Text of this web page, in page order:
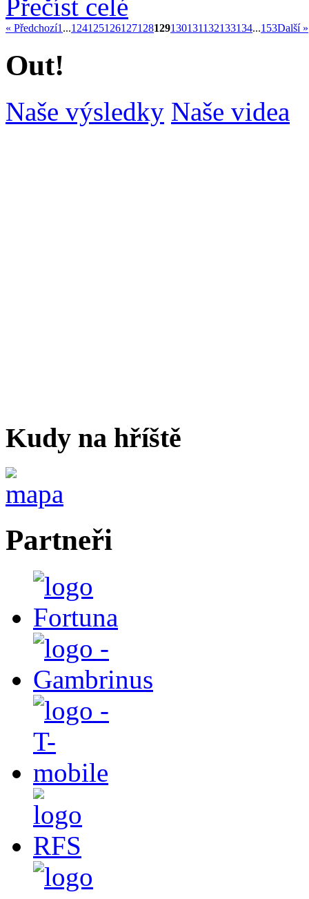
Přečíst celé
« Předchozí1 ...124125126127128129130131132133134...153Další »
Out!
Naše výsledky Naše videa
Kudy na hříště
Partneři